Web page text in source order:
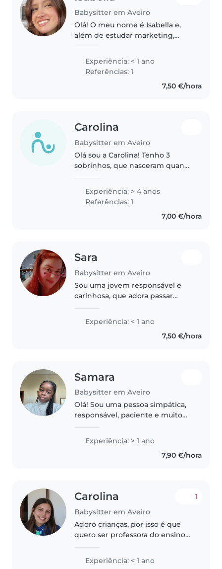
Babysitter em Aveiro
Olá! O meu nome é Isabella e,
além de estudar marketing,
crianças nos meus tempos livres.
Sou paciente, criativa e tenho
experiência a cuidar meninos..
Experiência: < 1 ano
Referências: 1
7,50 €/hora
Carolina
Babysitter em Aveiro
Olá sou a Carolina! Tenho 3
sobrinhos, que nasceram quando
então, temos crescido e
aprendido juntos, o que me deu
uma enorme experiência a lidar
Experiência: > 4 anos
Referências: 1
7,00 €/hora
Sara
Babysitter em Aveiro
Sou uma jovem responsável e
carinhosa, que adora passar
manuais, tocar música e brincar.
Sou confortável com animais de..
Experiência: < 1 ano
7,50 €/hora
Samara
Babysitter em Aveiro
Olá! Sou uma pessoa simpática,
responsável, paciente e muito
de criar um ambiente seguro,
divertido e cheio de carinho para
Experiência: > 1 ano
7,90 €/hora
Carolina
Babysitter em Aveiro
1
Adoro crianças, por isso é que
quero ser professora do ensino
amigável, gosto de ajudar no que
for precisos, estou confortável
Experiência: < 1 ano